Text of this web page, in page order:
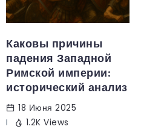
Каковы причины
падения Западной
Римской империи:
исторический анализ
18 Июня 2025
1.2K Views